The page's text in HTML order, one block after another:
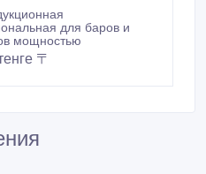
для баров и
мощностью
〒